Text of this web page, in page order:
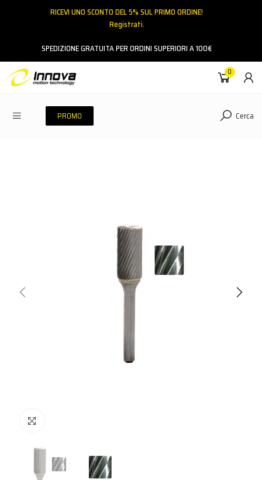
RICEVI UNO SCONTO DEL 5% SUL PRIMO ORDINE!
Registrati.
SPEDIZIONE GRATUITA PER ORDINI SUPERIORI A 100€
0
PROMO Cerca